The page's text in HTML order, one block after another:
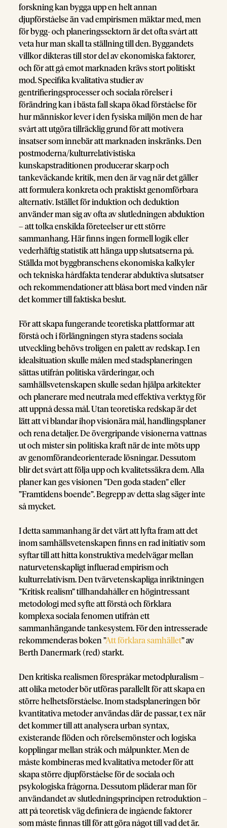
forskning kan bygga upp en helt annan
djupförståelse än vad empirismen mäktar med, men
för bygg- och planeringssektorn är det ofta svårt att
veta hur man skall ta ställning till den. Byggandets
villkor dikteras till stor del av ekonomiska faktorer,
och för att gå emot marknaden krävs stort politiskt
mod. Specifika kvalitativa studier av
gentrifieringsprocesser och sociala rörelser i
förändring kan i bästa fall skapa ökad förståelse för
hur människor lever i den fysiska miljön men de har
svårt att utgöra tillräcklig grund för att motivera
insatser som innebär att marknaden inskränks. Den
postmoderna/kulturrelativistiska
kunskapstraditionen producerar skarp och
tankeväckande kritik, men den är vag när det gäller
att formulera konkreta och praktiskt genomförbara
alternativ. Istället för induktion och deduktion
använder man sig av ofta av slutledningen abduktion
– att tolka enskilda företeelser ur ett större
sammanhang. Här finns ingen formell logik eller
vederhäftig statistik att hänga upp slutsatserna på.
Ställda mot byggbranschens ekonomiska kalkyler
och tekniska hårdfakta tenderar abduktiva slutsatser
och rekommendationer att blåsa bort med vinden när
det kommer till faktiska beslut.
För att skapa fungerande teoretiska plattformar att
förstå och i förlängningen styra stadens sociala
utveckling behövs troligen en palett av redskap. I en
idealsituation skulle målen med stadsplaneringen
sättas utifrån politiska värderingar, och
samhällsvetenskapen skulle sedan hjälpa arkitekter
och planerare med neutrala med effektiva verktyg för
att uppnå dessa mål. Utan teoretiska redskap är det
lätt att vi blandar ihop visionära mål, handlingsplaner
och rena detaljer. De övergripande visionerna vattnas
ut och mister sin politiska kraft när de inte möts upp
av genomförandeorienterade lösningar. Dessutom
blir det svårt att följa upp och kvalitetssäkra dem. Alla
planer kan ges visionen ”Den goda staden” eller
”Framtidens boende”. Begrepp av detta slag säger inte
så mycket.
I detta sammanhang är det värt att lyfta fram att det
inom samhällsvetenskapen finns en rad initiativ som
syftar till att hitta konstruktiva medelvägar mellan
naturvetenskapligt influerad empirism och
kulturrelativism. Den tvärvetenskapliga inriktningen
”Kritisk realism” tillhandahåller en högintressant
metodologi med syfte att förstå och förklara
komplexa sociala fenomen utifrån ett
sammanhängande tankesystem. För den intresserade
rekommenderas boken ”Att förklara samhället” av
Berth Danermark (red) starkt.
Den kritiska realismen förespråkar metodpluralism –
att olika metoder bör utföras parallellt för att skapa en
större helhetsförståelse. Inom stadsplaneringen bör
kvantitativa metoder användas där de passar, t ex när
det kommer till att analysera urban syntax,
existerande flöden och rörelsemönster och logiska
kopplingar mellan stråk och målpunkter. Men de
måste kombineras med kvalitativa metoder för att
skapa större djupförståelse för de sociala och
psykologiska frågorna. Dessutom pläderar man för
användandet av slutledningsprincipen retroduktion –
att på teoretisk väg definiera de ingående faktorer
som måste finnas till för att göra något till vad det är.